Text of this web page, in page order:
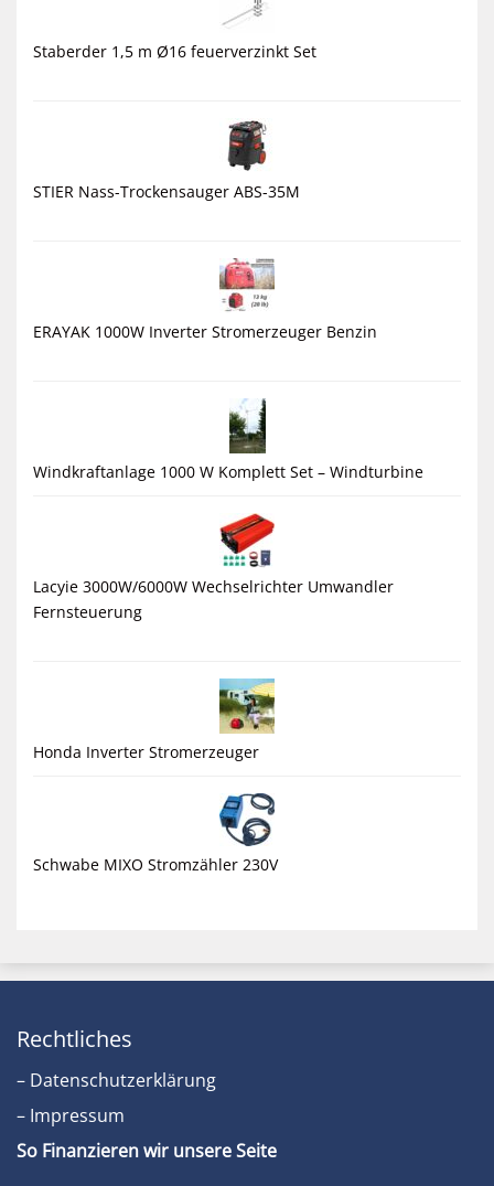
Staberder 1,5 m Ø16 feuerverzinkt Set
STIER Nass-Trockensauger ABS-35M
ERAYAK 1000W Inverter Stromerzeuger Benzin
Windkraftanlage 1000 W Komplett Set – Windturbine
Lacyie 3000W/6000W Wechselrichter Umwandler
Fernsteuerung
Honda Inverter Stromerzeuger
Schwabe MIXO Stromzähler 230V
Rechtliches
– Datenschutzerklärung
– Impressum
So Finanzieren wir unsere Seite